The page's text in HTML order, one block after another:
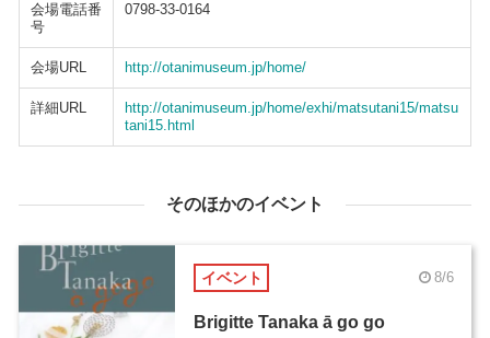
会場電話番
号
0798-33-0164
会場URL http://otanimuseum.jp/home/
詳細URL
http://otanimuseum.jp/home/exhi/matsutani15/matsu
tani15.html
そのほかのイベント
イベント 8/6
Brigitte Tanaka ā go go